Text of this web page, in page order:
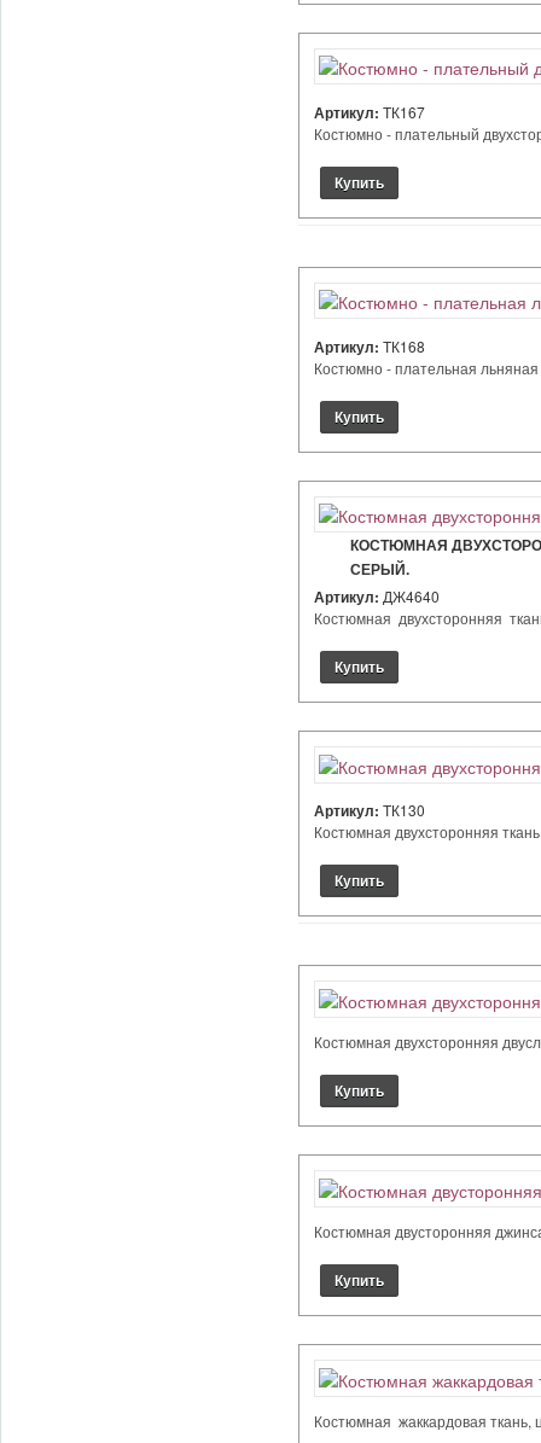
Артикул: ТК167
Костюмно - плательный
Артикул: ТК168
Костюмно - плательная
КОСТЮМНАЯ
СЕРЫЙ.
Артикул: ДЖ4640
Костюмная двухсторонняя
Артикул: ТК130
Костюмная двухсторонняя
Костюмная двухсторонняя
Костюмная двусторонняя
Костюмная жаккардовая ткань,